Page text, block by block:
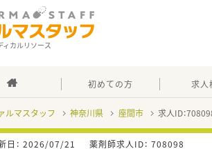
ィカルリソース
初めての方 求人
ルマスタッフ 神奈川県 座間市 求人ID：
日： 2026/07/21 薬剤師求人ID： 708098